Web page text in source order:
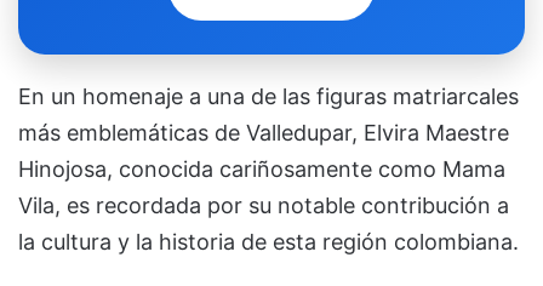
En un homenaje a una de las figuras matriarcales
más emblemáticas de Valledupar, Elvira Maestre
Hinojosa, conocida cariñosamente como Mama
Vila, es recordada por su notable contribución a
la cultura y la historia de esta región colombiana.